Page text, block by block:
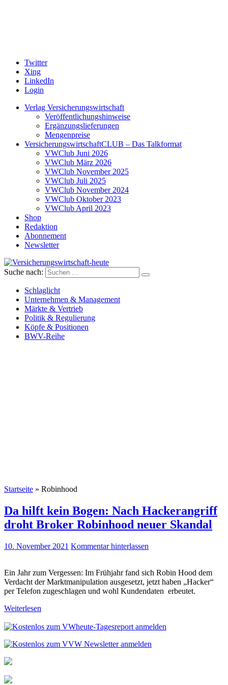
Twitter
Xing
LinkedIn
Login
Verlag Versicherungswirtschaft
Veröffentlichungshinweise
Ergänzungslieferungen
Mengenpreise
VersicherungswirtschaftCLUB – Das Talkformat
VWClub Juni 2026
VWClub März 2026
VWClub November 2025
VWClub Juli 2025
VWClub November 2024
VWClub Oktober 2023
VWClub April 2023
Shop
Redaktion
Abonnement
Newsletter
Versicherungswirtschaft-heute
Suche nach:
Schlaglicht
Unternehmen & Management
Märkte & Vertrieb
Politik & Regulierung
Köpfe & Positionen
BWV-Reihe
Startseite » Robinhood
Da hilft kein Bogen: Nach Hackerangriff
droht Broker Robinhood neuer Skandal
10. November 2021 Kommentar hinterlassen
Ein Jahr zum Vergessen: Im Frühjahr fand sich Robin Hood dem
Verdacht der Marktmanipulation ausgesetzt, jetzt haben „Hacker“
per Telefon zugeschlagen und wohl Kundendaten erbeutet.
Weiterlesen